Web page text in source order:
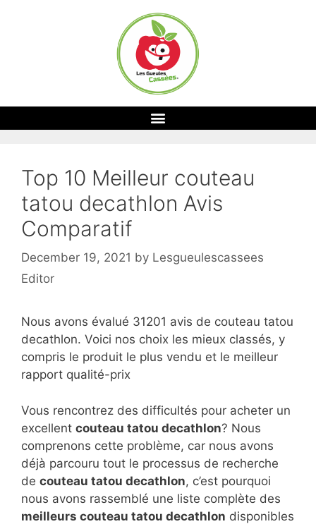
Top 10 Meilleur couteau
tatou decathlon Avis
Comparatif
December 19, 2021 by Lesgueulescassees
Editor
Nous avons évalué 31201 avis de couteau tatou
decathlon. Voici nos choix les mieux classés, y
compris le produit le plus vendu et le meilleur
rapport qualité-prix
Vous rencontrez des difficultés pour acheter un
excellent couteau tatou decathlon? Nous
comprenons cette problème, car nous avons
déjà parcouru tout le processus de recherche
de couteau tatou decathlon, c’est pourquoi
nous avons rassemblé une liste complète des
meilleurs couteau tatou decathlon disponibles